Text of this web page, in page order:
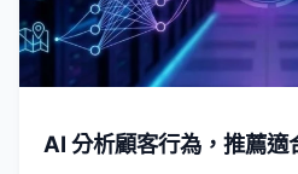
AI 分析顧客行為，推薦適